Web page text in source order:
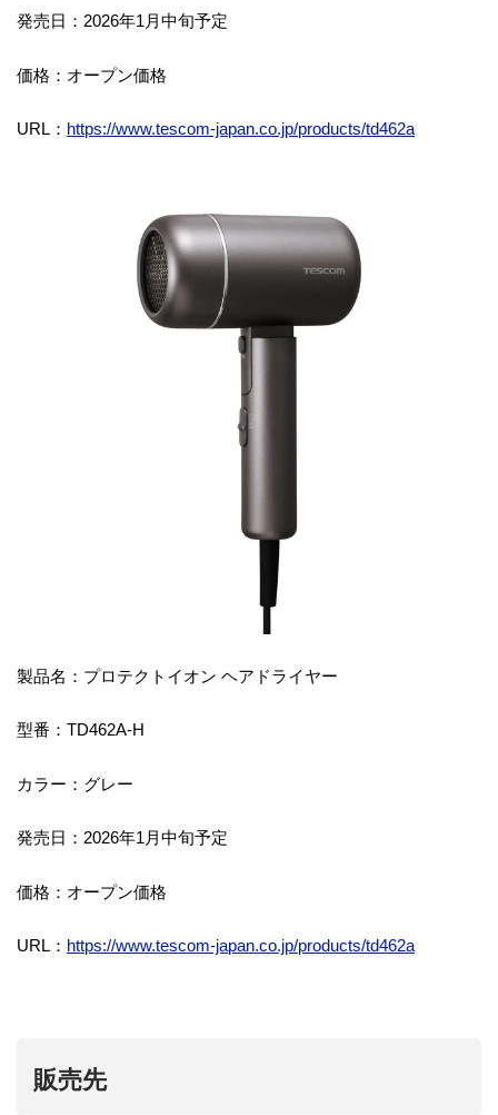
発売日：2026年1月中旬予定
価格：オープン価格
URL： https://www.tescom-japan.co.jp/products/td462a
製品名：プロテクトイオン ヘアドライヤー
型番：TD462A-H
カラー：グレー
発売日：2026年1月中旬予定
価格：オープン価格
URL： https://www.tescom-japan.co.jp/products/td462a
販売先